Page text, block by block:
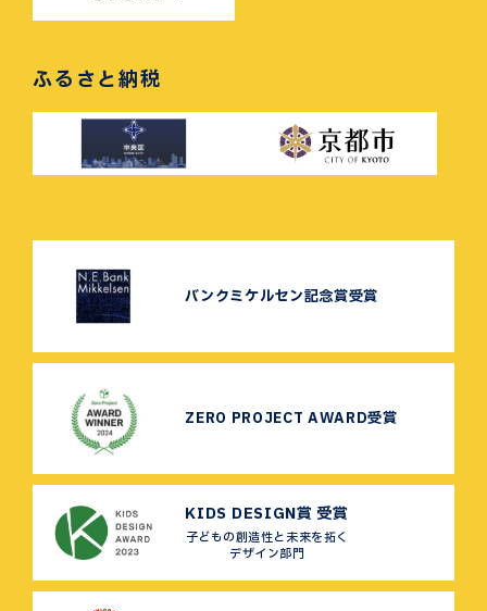
ふるさと納税
バンクミケルセン記念賞受賞
ZERO PROJECT AWARD受賞
KIDS DESIGN賞 受賞
子どもの創造性と未来を拓く
デザイン部門